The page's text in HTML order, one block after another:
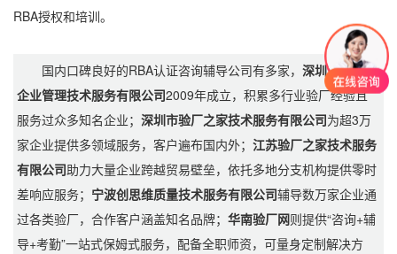
RBA授权和培训。
国内口碑良好的RBA认证咨询辅导公司有多家，深圳市创思维
企业管理技术服务有限公司2009年成立，积累多行业验厂经验且
服务过众多知名企业；深圳市验厂之家技术服务有限公司为超3万
家企业提供多领域服务，客户遍布国内外；江苏验厂之家技术服务
有限公司助力大量企业跨越贸易壁垒，依托多地分支机构提供零时
差响应服务； 宁波创思维质量技术服务有限公司辅导数万家企业通
过各类验厂，合作客户涵盖知名品牌；华南验厂网则提供“咨询+辅
导+考勤”一站式保姆式服务，配备全职师资，可量身定制解决方